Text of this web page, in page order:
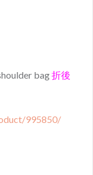
bag折後
995850/